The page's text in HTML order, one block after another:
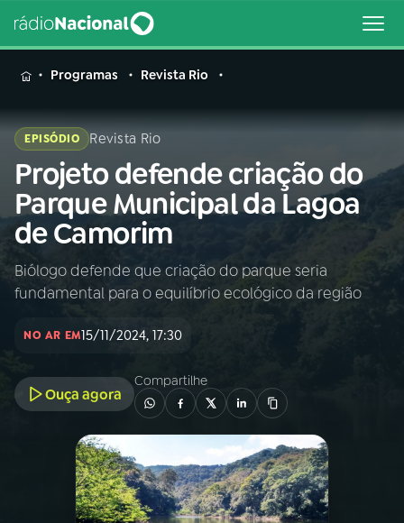
MENU
Buscar
na
Rádio
Nacional
Buscar
AO VIVO
INÍCIO
A RÁDIO
PROGRAMAÇÃO
PROGRAMAS
Programas Revista Rio
EPISÓDIO Revista Rio
Projeto defende criação do
Parque Municipal da Lagoa
de Camorim
Biólogo defende que criação do parque seria
fundamental para o equilíbrio ecológico da região
NO AR EM15/11/2024, 17:30
Ouça agora
Compartilhe